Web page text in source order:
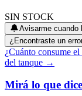
SIN STOCK
Avisarme cuando
¿Encontraste un
¿Cuánto consume el
del tanque →
Mirá lo que